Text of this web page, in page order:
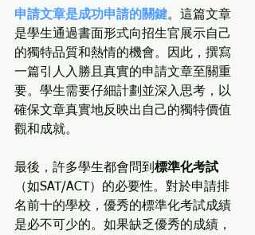
申請文章是成功申請的關鍵。這篇文章
是學生通過書面形式向招生官展示自己
的獨特品質和熱情的機會。因此，撰寫
一篇引人入勝且真實的申請文章至關重
要。學生需要仔細計劃並深入思考，以
確保文章真實地反映出自己的獨特價值
觀和成就。
最後，許多學生都會問到 標準化考試
（如SAT/ACT）的必要性。對於申請排
名前十的學校，優秀的標準化考試成績
是必不可少的。如果缺乏優秀的成績，